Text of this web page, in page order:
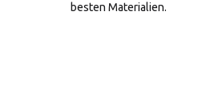
besten Materialien.